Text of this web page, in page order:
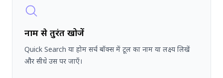
नाम से तुरंत खोजें
Quick Search या होम सर्च बॉक्स में टूल का नाम या लक्ष्य लिखें
और सीधे उस पर जाएँ।